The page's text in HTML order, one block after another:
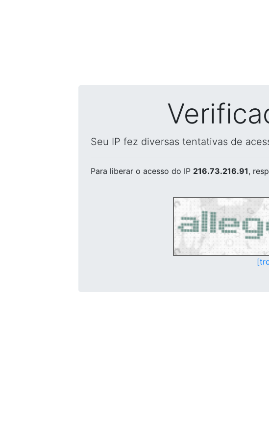
Seu IP fez diversas tentativas de
Para liberar o acesso do IP 216.73.216.91,